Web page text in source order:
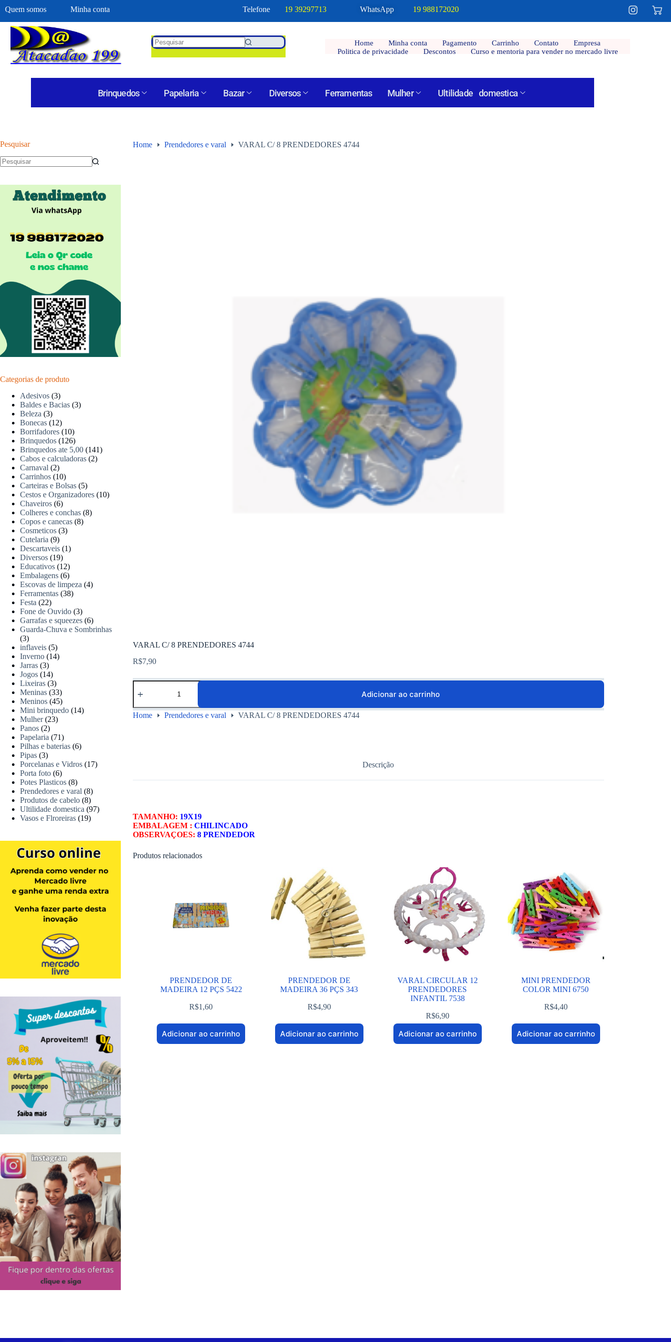
Quem somos Minha conta Telefone 19 39297713 WhatsApp 19 988172020
Home Minha conta Pagamento Carrinho Contato
Empresa
Politica de privacidade
Descontos Curso e mentoria para vender no mercado livre
Brinquedos Papelaria Bazar Diversos Ferramentas Mulher Ultilidade domestica
Home Prendedores e varal VARAL C/ 8 PRENDEDORES 4744
VARAL C/ 8 PRENDEDORES 4744
R$7,90
Adicionar ao carrinho
Home Prendedores e varal VARAL C/ 8 PRENDEDORES 4744
Descrição
TAMANHO: 19X19
EMBALAGEM :CHILINCADO
OBSERVAÇOES:8 PRENDEDOR
Produtos relacionados
PRENDEDOR DE
MADEIRA 12 PÇS 5422
R$1,60
Adicionar ao carrinho
PRENDEDOR DE
MADEIRA 36 PÇS 343
R$4,90
Adicionar ao carrinho
VARAL CIRCULAR 12
PRENDEDORES
INFANTIL 7538
R$6,90
Adicionar ao carrinho
MINI PRENDEDOR
COLOR MINI 6750
R$4,40
Adicionar ao carrinho
Pesquisar
Categorias de produto
Adesivos (3)
Baldes e Bacias (3)
Beleza (3)
Bonecas (12)
Borrifadores (10)
Brinquedos (126)
Brinquedos ate 5,00 (141)
Cabos e calculadoras (2)
Carnaval (2)
Carrinhos (10)
Carteiras e Bolsas (5)
Cestos e Organizadores (10)
Chaveiros (6)
Colheres e conchas (8)
Copos e canecas (8)
Cosmeticos (3)
Cutelaria (9)
Descartaveis (1)
Diversos (19)
Educativos (12)
Embalagens (6)
Escovas de limpeza (4)
Ferramentas (38)
Festa (22)
Fone de Ouvido (3)
Garrafas e squeezes (6)
Guarda-Chuva e Sombrinhas
(3)
inflaveis (5)
Inverno (14)
Jarras (3)
Jogos (14)
Lixeiras (3)
Meninas (33)
Meninos (45)
Mini brinquedo (14)
Mulher (23)
Panos (2)
Papelaria (71)
Pilhas e baterias (6)
Pipas (3)
Porcelanas e Vidros (17)
Porta foto (6)
Potes Plasticos (8)
Prendedores e varal (8)
Produtos de cabelo (8)
Ultilidade domestica (97)
Vasos e Flroreiras (19)